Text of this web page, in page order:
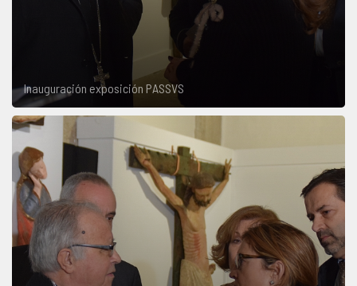
Inauguración exposición PASSVS